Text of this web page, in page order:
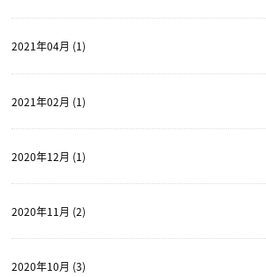
2021年04月 (1)
2021年02月 (1)
2020年12月 (1)
2020年11月 (2)
2020年10月 (3)